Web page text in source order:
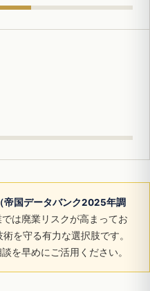
帝国データバンク2025年調
は廃業リスクが高まってお
を守る有力な選択肢です。
を早めにご活用ください。